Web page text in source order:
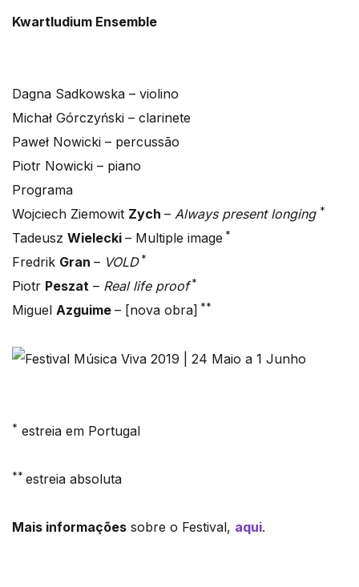
Kwartludium Ensemble
Dagna Sadkowska – violino
Michał Górczyński – clarinete
Paweł Nowicki – percussão
Piotr Nowicki – piano
Programa
Wojciech Ziemowit Zych – Always present longing *
Tadeusz Wielecki – Multiple image *
Fredrik Gran – VOLD *
Piotr Peszat – Real life proof *
Miguel Azguime – [nova obra] **
* estreia em Portugal
** estreia absoluta
Mais informações sobre o Festival, aqui.